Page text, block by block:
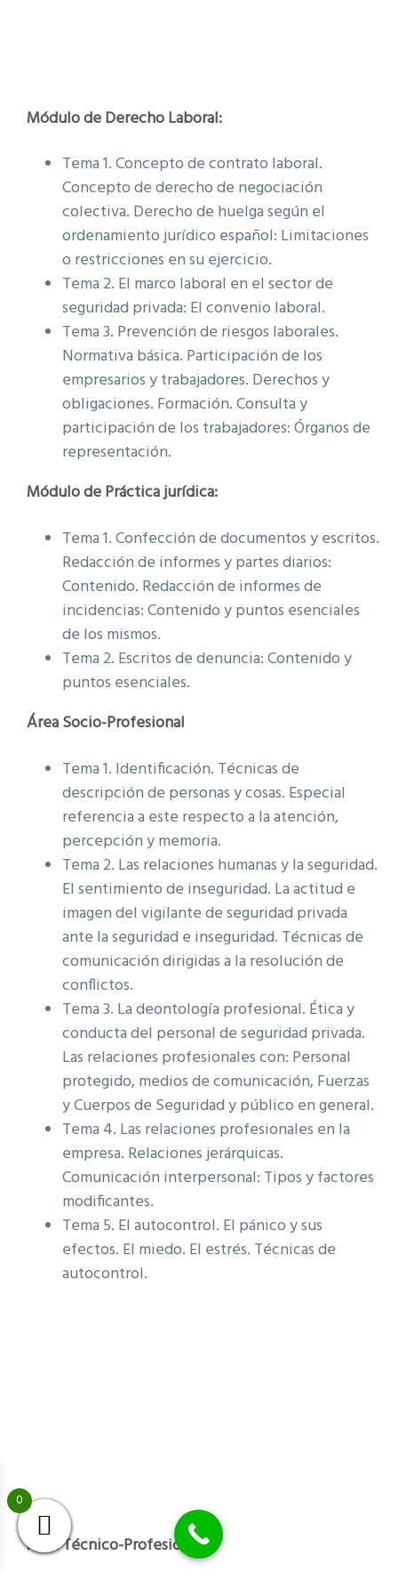
Módulo de Derecho Laboral:
Tema 1. Concepto de contrato laboral.
Concepto de derecho de negociación
colectiva. Derecho de huelga según el
ordenamiento jurídico español: Limitaciones
o restricciones en su ejercicio.
Tema 2. El marco laboral en el sector de
seguridad privada: El convenio laboral.
Tema 3. Prevención de riesgos laborales.
Normativa básica. Participación de los
empresarios y trabajadores. Derechos y
obligaciones. Formación. Consulta y
participación de los trabajadores: Órganos de
representación.
Módulo de Práctica jurídica:
Tema 1. Confección de documentos y escritos.
Redacción de informes y partes diarios:
Contenido. Redacción de informes de
incidencias: Contenido y puntos esenciales
de los mismos.
Tema 2. Escritos de denuncia: Contenido y
puntos esenciales.
Área Socio-Profesional
Tema 1. Identificación. Técnicas de
descripción de personas y cosas. Especial
referencia a este respecto a la atención,
percepción y memoria.
Tema 2. Las relaciones humanas y la seguridad.
El sentimiento de inseguridad. La actitud e
imagen del vigilante de seguridad privada
ante la seguridad e inseguridad. Técnicas de
comunicación dirigidas a la resolución de
conflictos.
Tema 3. La deontología profesional. Ética y
conducta del personal de seguridad privada.
Las relaciones profesionales con: Personal
protegido, medios de comunicación, Fuerzas
y Cuerpos de Seguridad y público en general.
Tema 4. Las relaciones profesionales en la
empresa. Relaciones jerárquicas.
Comunicación interpersonal: Tipos y factores
modificantes.
Tema 5. El autocontrol. El pánico y sus
efectos. El miedo. El estrés. Técnicas de
autocontrol.
Área Técnico-Profesional
0